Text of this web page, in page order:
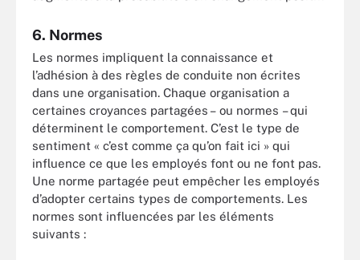
6. Normes
Les normes impliquent la connaissance et
l’adhésion à des règles de conduite non écrites
dans une organisation. Chaque organisation a
certaines croyances partagées – ou normes – qui
déterminent le comportement. C’est le type de
sentiment « c’est comme ça qu’on fait ici » qui
influence ce que les employés font ou ne font pas.
Une norme partagée peut empêcher les employés
d’adopter certains types de comportements. Les
normes sont influencées par les éléments
suivants :